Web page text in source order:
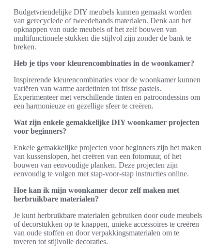
Budgetvriendelijke DIY meubels kunnen gemaakt worden
van gerecyclede of tweedehands materialen. Denk aan het
opknappen van oude meubels of het zelf bouwen van
multifunctionele stukken die stijlvol zijn zonder de bank te
breken.
Heb je tips voor kleurencombinaties in de woonkamer?
Inspirerende kleurencombinaties voor de woonkamer kunnen
variëren van warme aardetinten tot frisse pastels.
Experimenteer met verschillende tinten en patroondessins om
een harmonieuze en gezellige sfeer te creëren.
Wat zijn enkele gemakkelijke DIY woonkamer projecten
voor beginners?
Enkele gemakkelijke projecten voor beginners zijn het maken
van kussenslopen, het creëren van een fotomuur, of het
bouwen van eenvoudige planken. Deze projecten zijn
eenvoudig te volgen met stap-voor-stap instructies online.
Hoe kan ik mijn woonkamer decor zelf maken met
herbruikbare materialen?
Je kunt herbruikbare materialen gebruiken door oude meubels
of decorstukken op te knappen, unieke accessoires te creëren
van oude stoffen en door verpakkingsmaterialen om te
toveren tot stijlvolle decoraties.